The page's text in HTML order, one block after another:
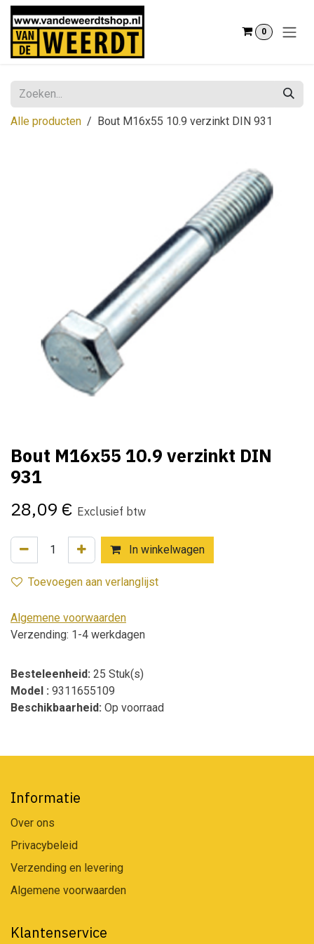
Overslaan naar inhoud
0
Alle producten Bout M16x55 10.9 verzinkt DIN 931
Bout M16x55 10.9 verzinkt DIN
931
28,09 € Exclusief btw
In winkelwagen
Toevoegen aan verlanglijst
Algemene voorwaarden
Verzending: 1-4 werkdagen
Besteleenheid: 25 Stuk(s)
Model : 9311655109
Beschikbaarheid: Op voorraad
Informatie
Over ons
Privacybeleid
Verzending en levering
Algemene voorwaarden
Klantenservice